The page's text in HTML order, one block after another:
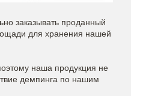
заказывать проданный
для хранения нашей
наша продукция не
демпинга по нашим